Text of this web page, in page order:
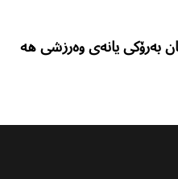
بەرۆکی یانەی وەرزشی هە